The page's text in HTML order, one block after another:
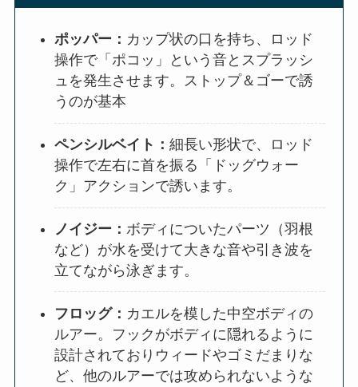
ポッパー： カップ状の口を持ち、ロッド
操作で「ポコッ」という音とスプラッシ
ュを発生させます。ストップ＆ゴーで誘
うのが基本
ペンシルベイト：細長い形状で、ロッド
操作で左右に首を振る「ドッグウォー
ク」アクションで誘います。
ノイジー： ボディについたパーツ（羽根
など）が水を受けて大きな音や引き波を
立てながら泳ぎます。
フロッグ： カエルを模した中空ボディの
ルアー。フックがボディに隠れるように
設計されておりウィードやゴミだまりな
ど、他のルアーでは攻められないような